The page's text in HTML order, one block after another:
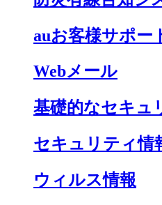
auお客様サポー
Webメール
基礎的なセキュ
セキュリティ情
ウィルス情報